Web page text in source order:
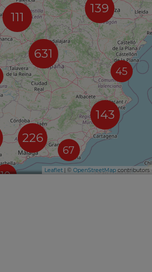
111
631
10
226
139
67
45
143
Leaflet | © OpenStreetMap contributors